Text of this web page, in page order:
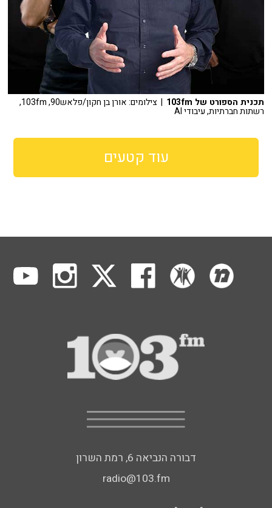
תכנית הספורט של 103fm | צילומים: אורן בן חקון/פלאש90, 103fm,
רשתות חברתיות, עיבודי AI
עוד קטעים
דבורה הנביאה 6, רמת השרון
radio@103.fm